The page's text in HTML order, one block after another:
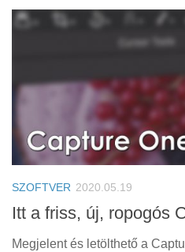
SZOFTVER 2020.05.19
Itt a friss, új, ropogós
Megjelent és letölthető a